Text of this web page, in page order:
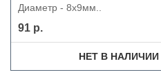
Диаметр - 8х9мм..
91 р.
НЕТ В НАЛИЧИИ